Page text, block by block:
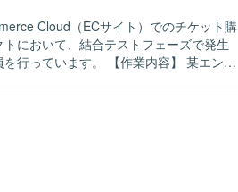
Cloud（ECサイト）でのチケット購
において、結合テストフェーズで発生
作業内容】 某エンタ
み仕様を理解いただいた上で、改修箇
していただきます。開発はNode.js上で
ワーク軽く、関係者と能動的にコミュ
に進めていただける方が望ましいで